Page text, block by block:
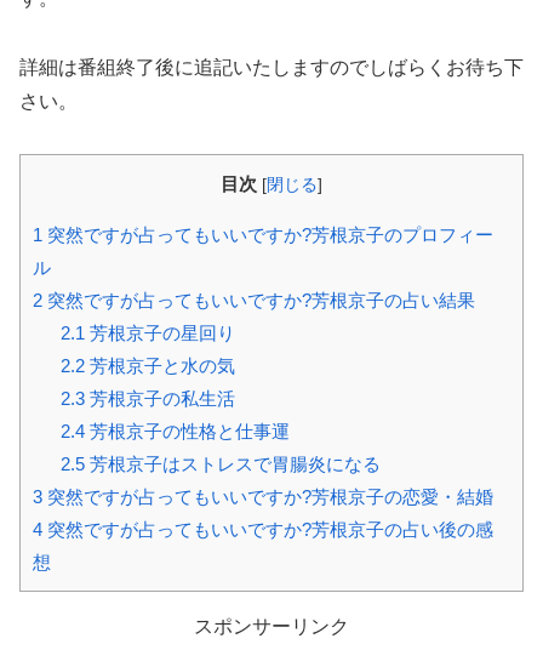
詳細は番組終了後に追記いたしますのでしばらくお待ち下
さい。
目次 [閉じる]
1 突然ですが占ってもいいですか?芳根京子のプロフィー
ル
2 突然ですが占ってもいいですか?芳根京子の占い結果
2.1 芳根京子の星回り
2.2芳根京子と水の気
2.3芳根京子の私生活
2.4芳根京子の性格と仕事運
2.5芳根京子はストレスで胃腸炎になる
3 突然ですが占ってもいいですか?芳根京子の恋愛・結婚
4 突然ですが占ってもいいですか?芳根京子の占い後の感
想
スポンサーリンク